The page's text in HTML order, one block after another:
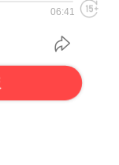
06:41